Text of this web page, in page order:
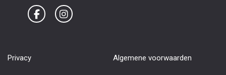
Privacy Algemene voorwaarden